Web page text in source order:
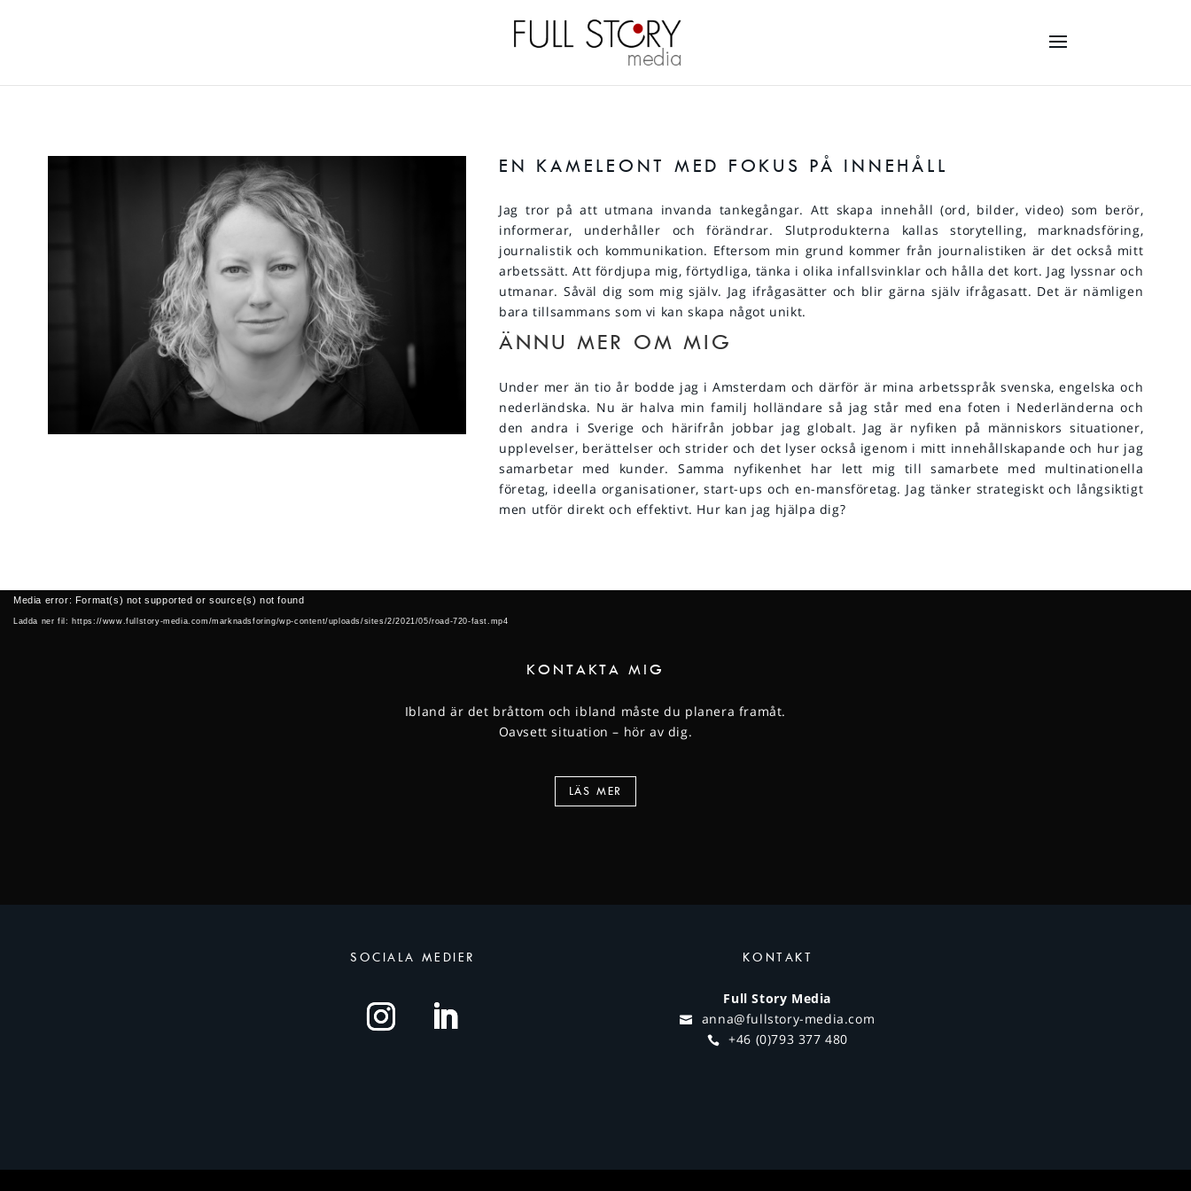
EN KAMELEONT MED FOKUS PÅ INNEHÅLL
Jag tror på att utmana invanda tankegångar. Att skapa innehåll (ord, bilder, video) som berör,
informerar, underhåller och förändrar. Slutprodukterna kallas storytelling, marknadsföring,
journalistik och kommunikation. Eftersom min grund kommer från journalistiken är det också mitt
arbetssätt. Att fördjupa mig, förtydliga, tänka i olika infallsvinklar och hålla det kort. Jag lyssnar och
utmanar. Såväl dig som mig själv. Jag ifrågasätter och blir gärna själv ifrågasatt. Det är nämligen
bara tillsammans som vi kan skapa något unikt.
ÄNNU MER OM MIG
Under mer än tio år bodde jag i Amsterdam och därför är mina arbetsspråk svenska, engelska och
nederländska. Nu är halva min familj holländare så jag står med ena foten i Nederländerna och
den andra i Sverige och härifrån jobbar jag globalt. Jag är nyfiken på människors situationer,
upplevelser, berättelser och strider och det lyser också igenom i mitt innehållskapande och hur jag
samarbetar med kunder. Samma nyfikenhet har lett mig till samarbete med multinationella
företag, ideella organisationer, start-ups och en-mansföretag. Jag tänker strategiskt och långsiktigt
men utför direkt och effektivt. Hur kan jag hjälpa dig?
Videospelare
Media error: Format(s) not supported or source(s) not found
Ladda ner fil: https://www.fullstory-media.com/marknadsforing/wp-content/uploads/sites/2/2021/05/road-720-fast.mp4
KONTAKTA MIG
Ibland är det bråttom och ibland måste du planera framåt.
Oavsett situation – hör av dig.
LÄS MER
SOCIALA MEDIER KONTAKT
Full Story Media
anna@fullstory-media.com
+46 (0)793 377 480